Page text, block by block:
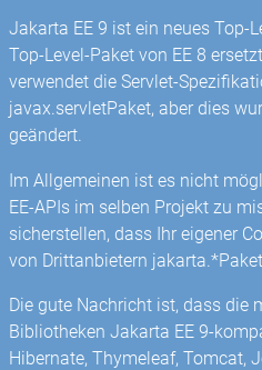
Jakarta EE 9 ist ein neues Top-
Top-Level-Paket von EE 8
verwendet die Servlet-
javax.servletPaket, aber dies
geändert.
Im Allgemeinen ist es nicht
EE-APIs im selben Projekt zu
sicherstellen, dass Ihr eigener
von Drittanbietern
Die gute Nachricht ist, dass die
Bibliotheken Jakarta EE 9-
Hibernate, Thymeleaf, Tomcat,